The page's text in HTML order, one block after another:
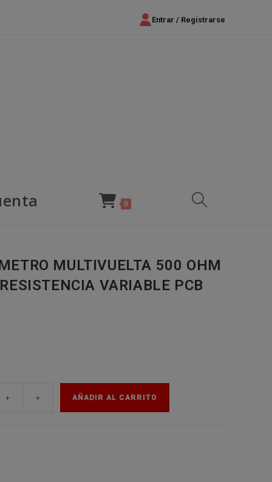
Entrar / Registrarse
0 Alternar
MULTIVUELTA 500 OHM
VARIABLE PCB
+ + AÑADIR AL CARRITO